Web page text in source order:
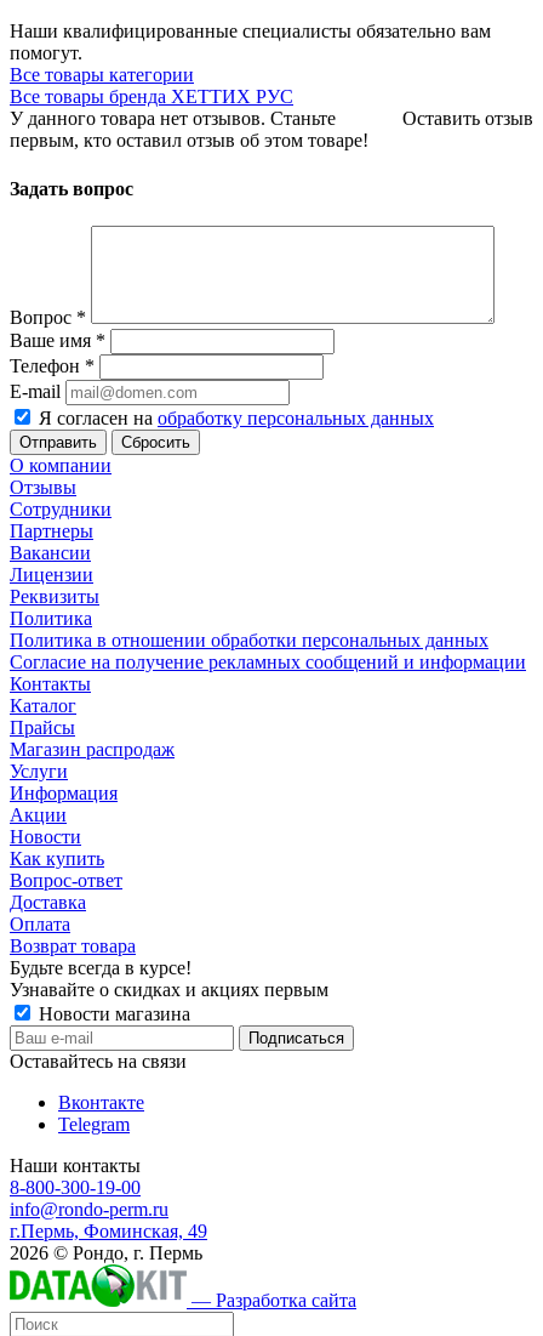
Наши квалифицированные специалисты обязательно вам
помогут.
Все товары категории
Все товары бренда ХЕТТИХ РУС
Оставить отзыв
У данного товара нет отзывов. Станьте
первым, кто оставил отзыв об этом товаре!
Задать вопрос
Вопрос *
Ваше имя *
Телефон *
E-mail
Я согласен на обработку персональных данных
Сбросить
О компании
Отзывы
Сотрудники
Партнеры
Вакансии
Лицензии
Реквизиты
Политика
Политика в отношении обработки персональных данных
Согласие на получение рекламных сообщений и информации
Контакты
Каталог
Прайсы
Магазин распродаж
Услуги
Информация
Акции
Новости
Как купить
Вопрос-ответ
Доставка
Оплата
Возврат товара
Будьте всегда в курсе!
Узнавайте о скидках и акциях первым
Новости магазина
Оставайтесь на связи
Вконтакте
Telegram
Наши контакты
8-800-300-19-00
info@rondo-perm.ru
г.Пермь, Фоминская, 49
2026 © Рондо, г. Пермь
— Разработка сайта